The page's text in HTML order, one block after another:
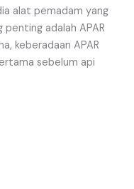
alat pemadam yang
adalah APAR
keberadaan APAR
sebelum api